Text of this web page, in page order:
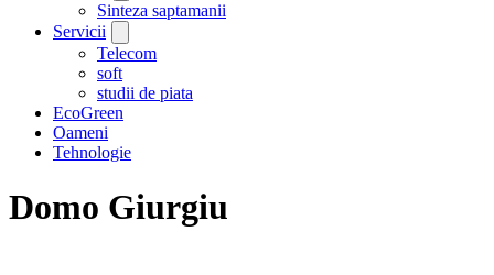
Sinteza saptamanii
Servicii
Telecom
soft
studii de piata
EcoGreen
Oameni
Tehnologie
Domo Giurgiu